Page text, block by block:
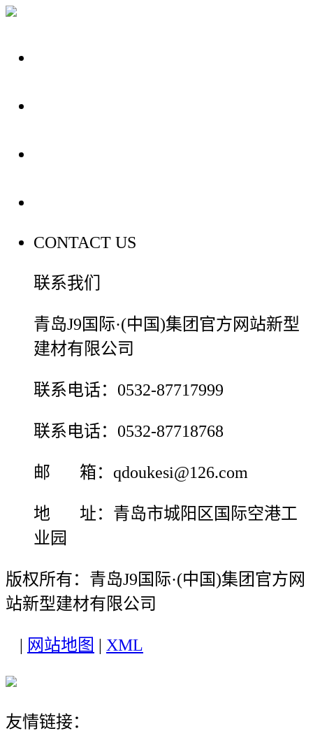
CONTACT US
联系我们
青岛J9国际·(中国)集团官方网站新型
建材有限公司
联系电话：0532-87717999
联系电话：0532-87718768
邮 箱：qdoukesi@126.com
地 址：青岛市城阳区国际空港工
业园
版权所有：青岛J9国际·(中国)集团官方网
站新型建材有限公司
网站地图 XML
友情链接：